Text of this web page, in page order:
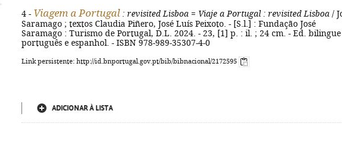
4 - Viagem a Portugal : revisited Lisboa = Viaje a Portugal : revisited Lisboa /
Saramago ; textos Claudia Piñero, José Luís Peixoto. - [S.l.] : Fundação José
Saramago : Turismo de Portugal, D.L. 2024. - 23, [1] p. : il. ; 24 cm. - Ed. bilingue
português e espanhol. - ISBN 978-989-35307-4-0
Link persistente: http://id.bnportugal.gov.pt/bib/bibnacional/2172595
ADICIONAR À LISTA